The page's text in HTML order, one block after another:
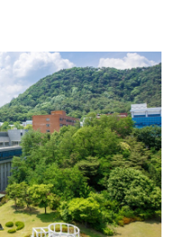
viên trong các lĩnh
tự nhiên, Công nghệ
học,…Xem thêm